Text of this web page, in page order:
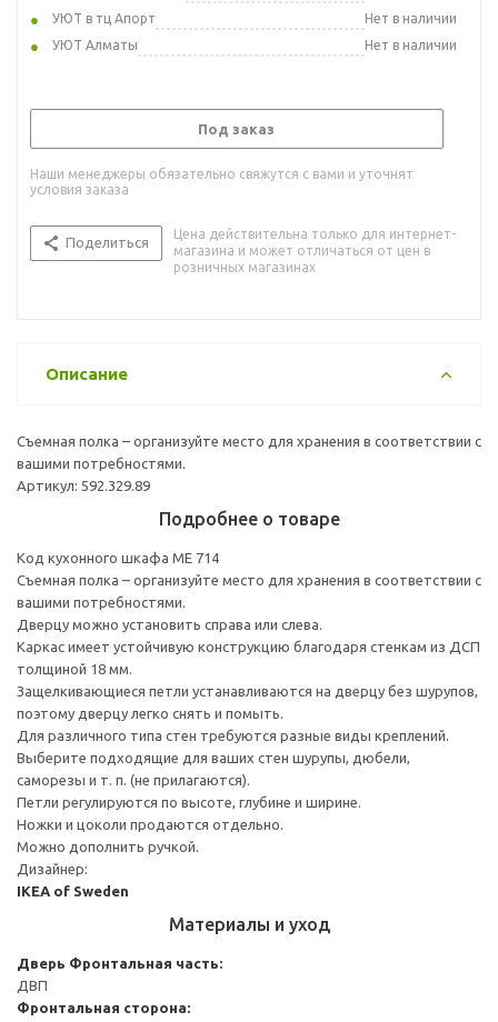
УЮТ в тц Апорт
Нет в наличии
УЮТ Алматы
Нет в наличии
Под заказ
Наши менеджеры обязательно свяжутся с вами и уточнят
условия заказа
Поделиться
Цена действительна только для интернет-
магазина и может отличаться от цен в
розничных магазинах
Описание
Съемная полка – организуйте место для хранения в соответствии с
вашими потребностями.
Артикул: 592.329.89
Подробнее о товаре
Код кухонного шкафа ME 714
Съемная полка – организуйте место для хранения в соответствии с
вашими потребностями.
Дверцу можно установить справа или слева.
Каркас имеет устойчивую конструкцию благодаря стенкам из ДСП
толщиной 18 мм.
Защелкивающиеся петли устанавливаются на дверцу без шурупов,
поэтому дверцу легко снять и помыть.
Для различного типа стен требуются разные виды креплений.
Выберите подходящие для ваших стен шурупы, дюбели,
саморезы и т. п. (не прилагаются).
Петли регулируются по высоте, глубине и ширине.
Ножки и цоколи продаются отдельно.
Можно дополнить ручкой.
Дизайнер:
IKEA of Sweden
Материалы и уход
Дверь Фронтальная часть:
ДВП
Фронтальная сторона: